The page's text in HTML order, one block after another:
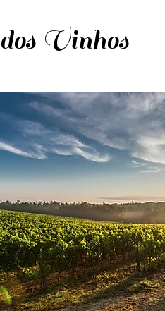
Vinhos